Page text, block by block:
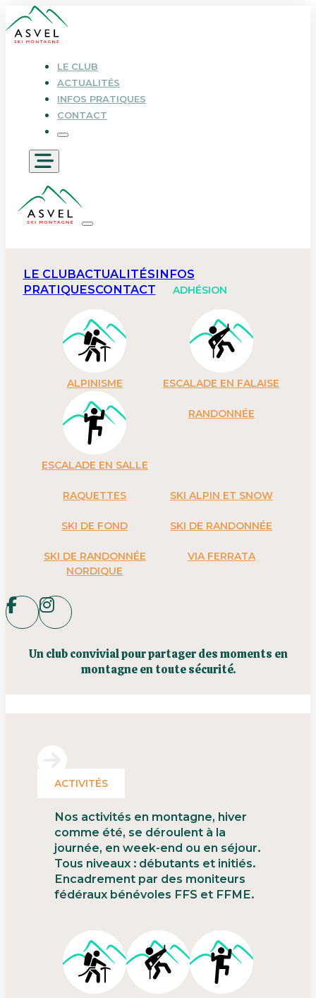
LE CLUB
ACTUALITÉS
INFOS PRATIQUES
CONTACT
LE CLUBACTUALITÉSINFOS
PRATIQUESCONTACT ADHÉSION
ALPINISME ESCALADE EN FALAISE
ESCALADE EN SALLE
RANDONNÉE
RAQUETTES SKI ALPIN ET SNOW
SKI DE FOND SKI DE RANDONNÉE
SKI DE RANDONNÉE
NORDIQUE
VIA FERRATA
Un club convivial pour partager des moments en
montagne en toute sécurité.
ACTIVITÉS
Nos activités en montagne, hiver
comme été, se déroulent à la
journée, en week-end ou en séjour.
Tous niveaux : débutants et initiés.
Encadrement par des moniteurs
fédéraux bénévoles FFS et FFME.